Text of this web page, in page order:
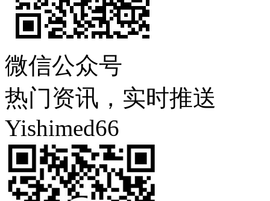
微信公众号
热门资讯，实时推送
Yishimed66